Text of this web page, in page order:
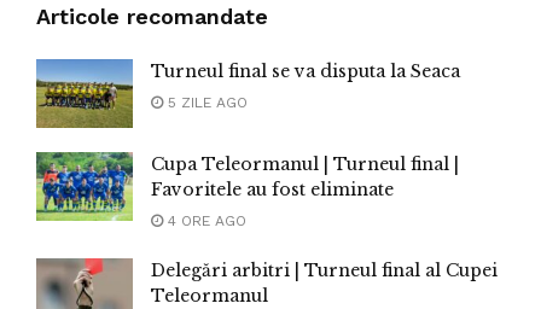
Articole recomandate
Turneul final se va disputa la Seaca
5 ZILE AGO
Cupa Teleormanul | Turneul final |
Favoritele au fost eliminate
4 ORE AGO
Delegări arbitri | Turneul final al Cupei
Teleormanul